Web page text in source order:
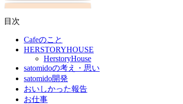
目次
Cafeのこと
HERSTORYHOUSE
HerstoryHouse
satomidoの考え・思い
satomido開発
おいしかった報告
お仕事